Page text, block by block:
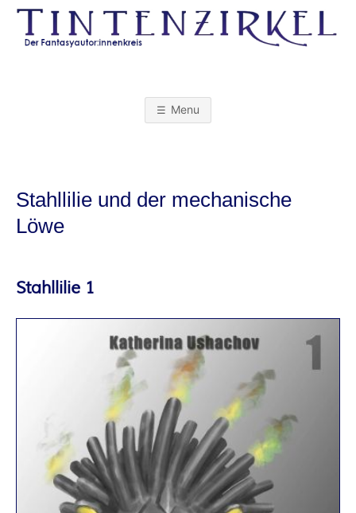
Skip
content
T
E
N
Z
E
Menu
Stahllilie und der mechanische
Löwe
Stahllilie 1